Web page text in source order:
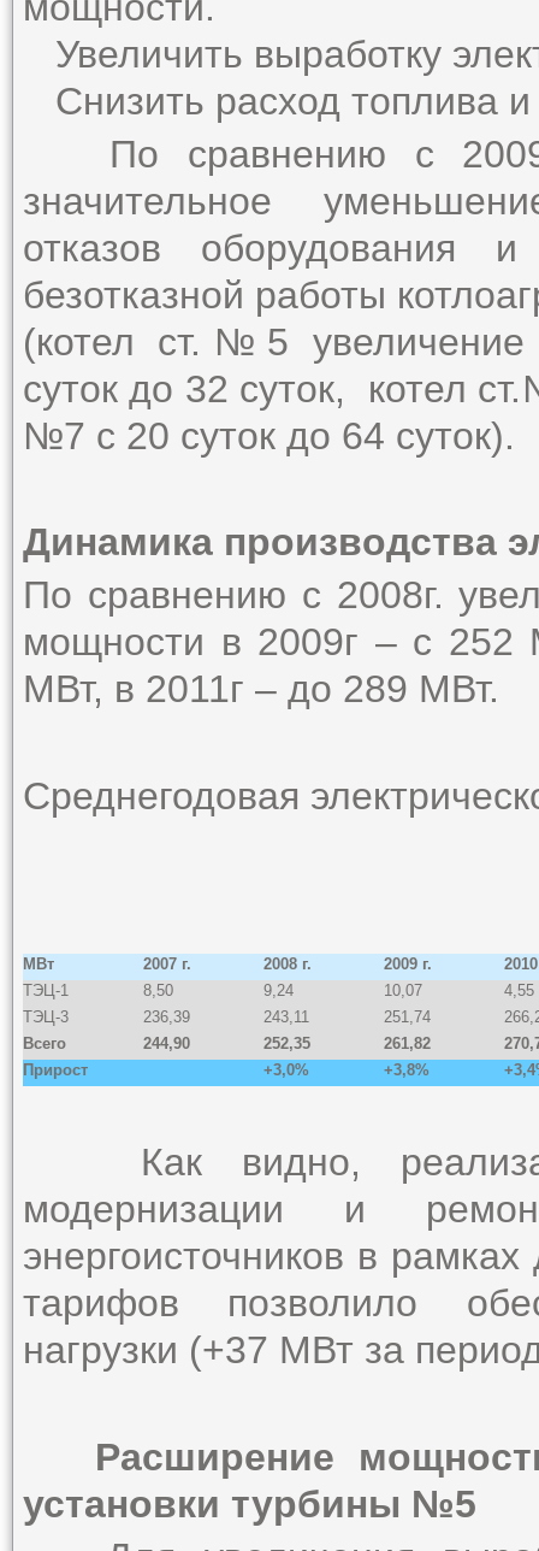
Увеличить выработку
Снизить расход топлива
По сравнению с
значительное
отказов оборудования и
безотказной работы
(котел ст.№5 увеличение
суток до 32 суток, котел
№7 с 20 суток до 64 суток).
Динамика производства
По сравнению с 2008г.
мощности в 2009г – с
МВт, в 2011г – до 289 МВт.
Среднегодовая
МВт 2007 г. 2008 г. 2009 г.
2010
ТЭЦ-1
8,50 9,24 10,07
4,55
ТЭЦ-3
236,39 243,11 251,74
Всего
244,90 252,35 261,82
Прирост
+3,0% +3,8%
Как видно,
модернизации и
энергоисточников в
тарифов позволило
нагрузки (+37 МВт за
Расширение
установки турбины №5